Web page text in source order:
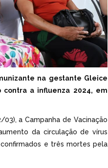
na gestante Gleice
contra a influenza 2024, em
a Campanha de Vacinação
da circulação de vírus
e três mortes pela